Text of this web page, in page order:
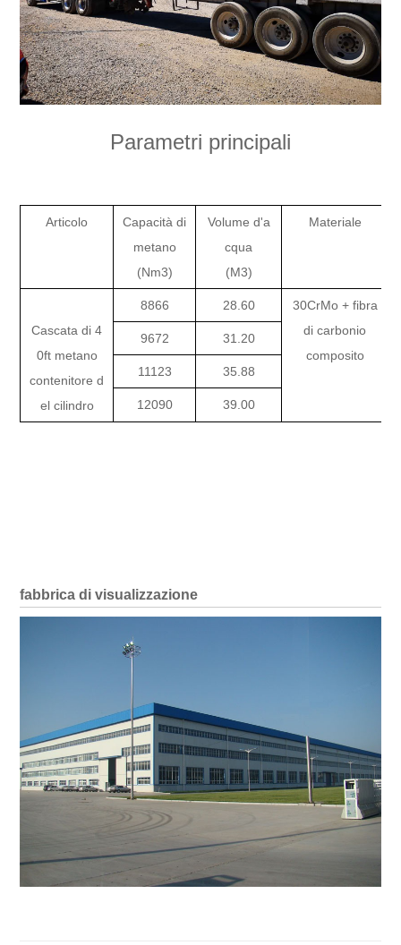
Parametri principali
Articolo
Capacità di
metano
(Nm3)
Volume d'a
cqua
(M3)
Materiale
Cascata di 4
0ft metano
contenitore d
el cilindro
8866 28.60
30CrMo + fibra
di carbonio
composito
9672 31.20
11123 35.88
12090 39.00
fabbrica di visualizzazione